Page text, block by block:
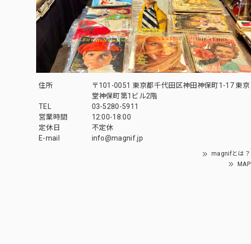
住所
〒101-0051 東京都千代田区神田神保町1-17 東京
堂神保町第1ビル2階
TEL
03-5280-5911
営業時間
12:00-18:00
定休日
不定休
E-mail
info@magnif.jp
magnifとは？
MAP